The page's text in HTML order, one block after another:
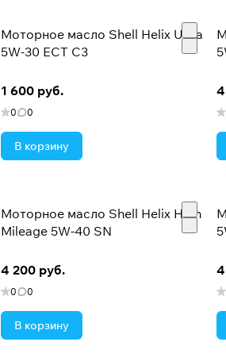
Моторное масло Shell Helix Ultra
5W-30 ECT C3
1 600 руб.
0 0
В корзину
Моторное масло Shell Helix High
Mileage 5W-40 SN
4 200 руб.
0 0
В корзину